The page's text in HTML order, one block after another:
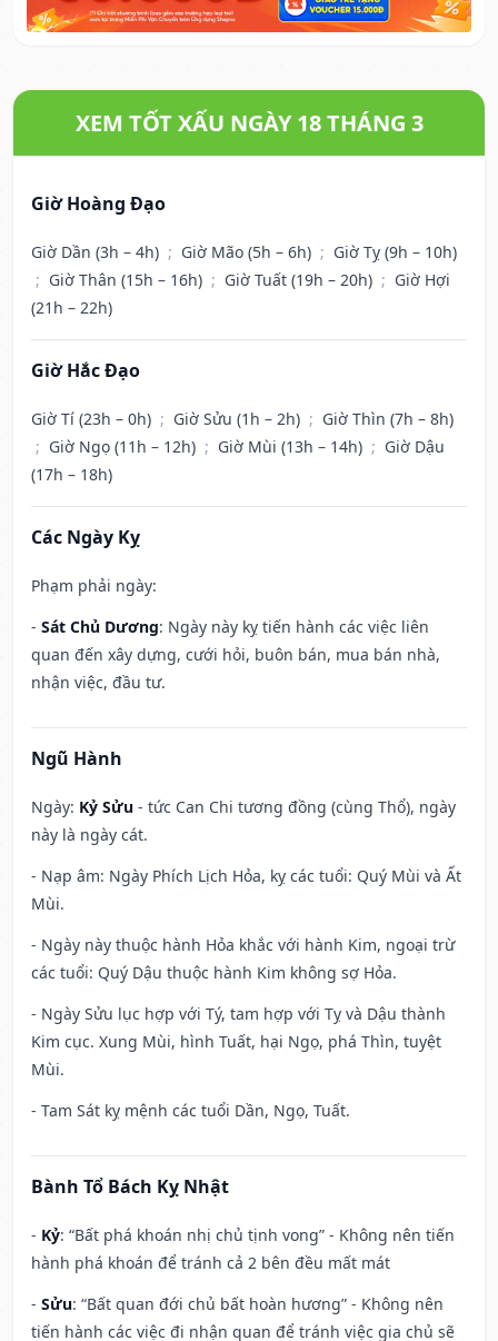
XEM TỐT XẤU NGÀY 18 THÁNG 3
Giờ Hoàng Đạo
Giờ Dần (3h – 4h) ; Giờ Mão (5h – 6h) ; Giờ Tỵ (9h – 10h)
; Giờ Thân (15h – 16h) ; Giờ Tuất (19h – 20h) ; Giờ Hợi
(21h – 22h)
Giờ Hắc Đạo
Giờ Tí (23h – 0h) ; Giờ Sửu (1h – 2h) ; Giờ Thìn (7h – 8h)
; Giờ Ngọ (11h – 12h) ; Giờ Mùi (13h – 14h) ; Giờ Dậu
(17h – 18h)
Các Ngày Kỵ
Phạm phải ngày:
- Sát Chủ Dương: Ngày này kỵ tiến hành các việc liên
quan đến xây dựng, cưới hỏi, buôn bán, mua bán nhà,
nhận việc, đầu tư.
Ngũ Hành
Ngày: Kỷ Sửu - tức Can Chi tương đồng (cùng Thổ), ngày
này là ngày cát.
- Nạp âm: Ngày Phích Lịch Hỏa, kỵ các tuổi: Quý Mùi và Ất
Mùi.
- Ngày này thuộc hành Hỏa khắc với hành Kim, ngoại trừ
các tuổi: Quý Dậu thuộc hành Kim không sợ Hỏa.
- Ngày Sửu lục hợp với Tý, tam hợp với Tỵ và Dậu thành
Kim cục. Xung Mùi, hình Tuất, hại Ngọ, phá Thìn, tuyệt
Mùi.
- Tam Sát kỵ mệnh các tuổi Dần, Ngọ, Tuất.
Bành Tổ Bách Kỵ Nhật
- Kỷ: “Bất phá khoán nhị chủ tịnh vong” - Không nên tiến
hành phá khoán để tránh cả 2 bên đều mất mát
- Sửu: “Bất quan đới chủ bất hoàn hương” - Không nên
tiến hành các việc đi nhận quan để tránh việc gia chủ sẽ